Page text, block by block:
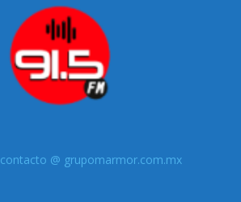
contacto @ grupomarmor.com.mx